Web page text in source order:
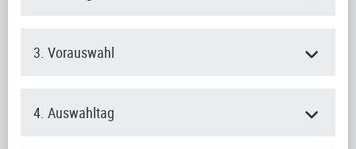
3. Vorauswahl
4. Auswahltag